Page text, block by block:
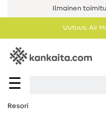
Ilmainen
Uutuus: Air
☰
Resori